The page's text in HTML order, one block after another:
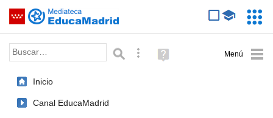
Saltar navegación
Palabra o frase: Búsqueda avanzada
Ayuda
(en
Inicio
Canal EducaMadrid